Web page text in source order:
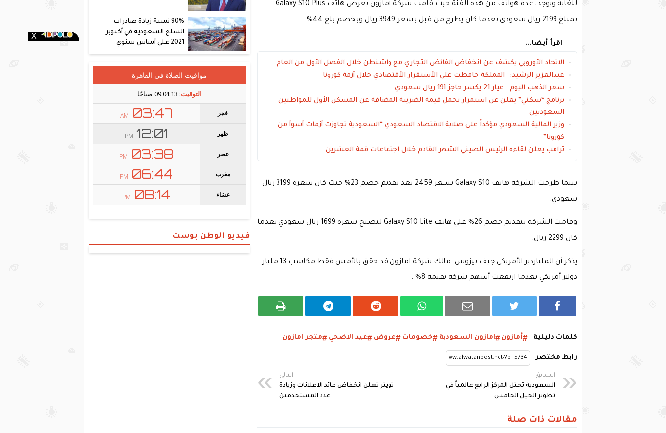
للغاية ويوجد، عدة هواتف من هذه الفئة حيث قامت شركة أمازون بعرض هاتف Galaxy S10 Plus
بمبلغ 2199 ريال سعودي بعدما كان يطرح من قبل بسعر 3949 ريال وبخصم بلغ 44% .
اقرأ أيضا...
الاتحاد الأوروبي يكشف عن انخفاض الفائض التجاري مع واشنطن خلال الفصل الأول من العام
عبدالعزيز الرشيد:- المملكة حافظت على الأستقرار الأقتصادي خلال أزمة كورونا
سعر الذهب اليوم.. عيار 21 يكسر حاجز 191 ريال سعودي
برنامج “سكني” يعلن عن استمرار تحمل قيمة الضريبة المضافة عن المسكن الأول للمواطنين
السعوديين
وزير المالية السعودي مؤكداً على صلابة الاقتصاد السعودي “السعودية تجاوزت أزمات أسوأ من
كورونا”
ترامب يعلن لقاءه الرئيس الصيني الشهر القادم خلال اجتماعات قمة العشرين
بينما طرحت الشركة هاتف Galaxy S10 بسعر 2459 بعد تقديم خصم 23% حيث كان سعرة 3199 ريال
سعودي.
وقامت الشركة بتقديم خصم 26% علي هاتف Galaxy S10 Lite ليصبح سعره 1699 ريال سعودي بعدما
كان 2299 ريال.
يذكر أن الملياردير الأمريكي جيف بيزوس مالك شركة امازون قد حقق بالأمس فقط مكاسب 13 مليار
دولار أمريكي بعدما ارتفعت أسهم شركة بقيمة 8% .
كلمات دليلية أمازون امازون السعودية خصومات عروض عيد الاضحي متجر امازون
رابط مختصر
السابق
السعودية تحتل المركز الرابع عالمياً في
تطوير الجيل الخامس
التالي
تويتر تعلن انخفاض عائد الاعلانات وزيادة
عدد المستخدمين
مقالات ذات صلة
90% نسبة زيادة صادرات
السلع السعودية في أكتوبر
2021 على أساس سنوي
فيديو الوطن بوست